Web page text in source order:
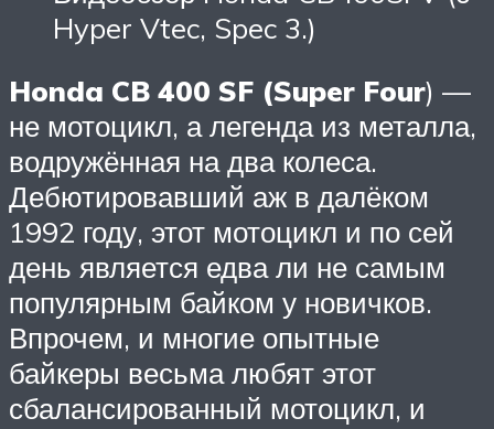
Hyper Vtec, Spec 3.)
Honda CB 400 SF (Super Four) —
не мотоцикл, а легенда из металла,
водружённая на два колеса.
Дебютировавший аж в далёком
1992 году, этот мотоцикл и по сей
день является едва ли не самым
популярным байком у новичков.
Впрочем, и многие опытные
байкеры весьма любят этот
сбалансированный мотоцикл, и